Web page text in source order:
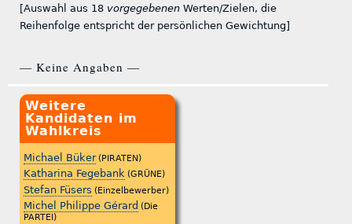
[Auswahl aus 18 vorgegebenen Werten/Zielen, die
Reihenfolge entspricht der persönlichen Gewichtung]
— Keine Angaben —
Weitere
Kandidaten im
Wahlkreis
Michael Büker (PIRATEN)
Katharina Fegebank (GRÜNE)
Stefan Füsers (Einzelbewerber)
Michel Philippe Gérard (Die
PARTEI)